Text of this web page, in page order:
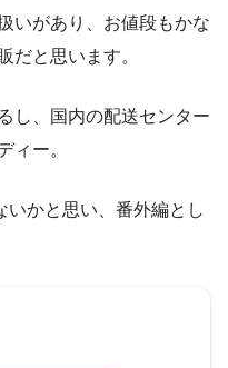
いがあり、お値段もかな
だと思います。
し、国内の配送センター
ィー。
かと思い、番外編とし